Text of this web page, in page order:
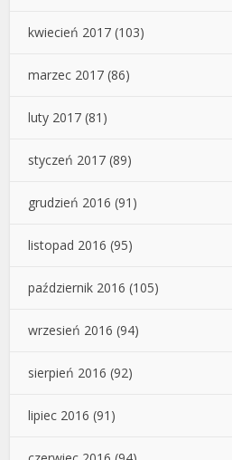
kwiecień 2017 (103)
marzec 2017 (86)
luty 2017 (81)
styczeń 2017 (89)
grudzień 2016 (91)
listopad 2016 (95)
październik 2016 (105)
wrzesień 2016 (94)
sierpień 2016 (92)
lipiec 2016 (91)